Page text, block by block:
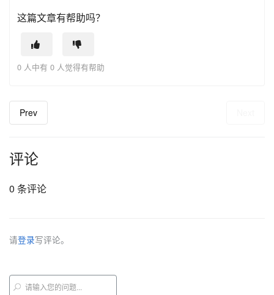
这篇文章有帮助吗？
0 人中有 0 人觉得有帮助
Prev
评论
0 条评论
请登录写评论。